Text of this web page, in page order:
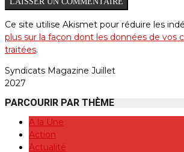
Ce site utilise Akismet pour réduire les
plus sur la façon dont les données de vos
traitées.
Syndicats Magazine Juillet
2027
PARCOURIR PAR THÈME
A la Une
Action
Actualité